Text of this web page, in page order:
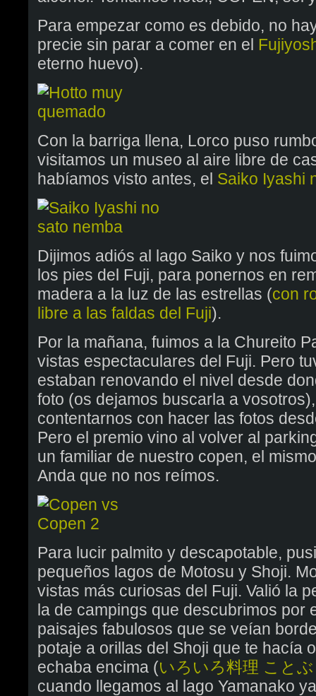
Para empezar como es debido, no
precie sin parar a comer en el
eterno huevo).
Con la barriga llena, Lorco puso
visitamos un museo al aire libre de
habíamos visto antes, el Saiko Iyashi
Dijimos adiós al lago Saiko y nos
los pies del Fuji, para ponernos en
madera a la luz de las estrellas (con
libre a las faldas del Fuji).
Por la mañana, fuimos a la Chureito
vistas espectaculares del Fuji. Pero
estaban renovando el nivel desde
foto (os dejamos buscarla a
contentarnos con hacer las fotos
Pero el premio vino al volver al
un familiar de nuestro copen, el
Anda que no nos reímos.
Para lucir palmito y descapotable,
pequeños lagos de Motosu y Shoji.
vistas más curiosas del Fuji. Valió la
la de campings que descubrimos por
paisajes fabulosos que se veían
potaje a orillas del Shoji que te hacía
echaba encima (いろいろ料理 こと
cuando llegamos al lago Yamanako